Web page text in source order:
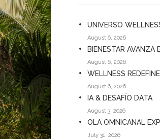
UNIVERSO
August 6, 2026
BIENESTAR AVANZA
August 6, 2026
WELLNESS REDEFINE
August 6, 2026
IA & DESAFÍO DATA
August 3, 2026
OLA OMNICANAL
July 31, 2026